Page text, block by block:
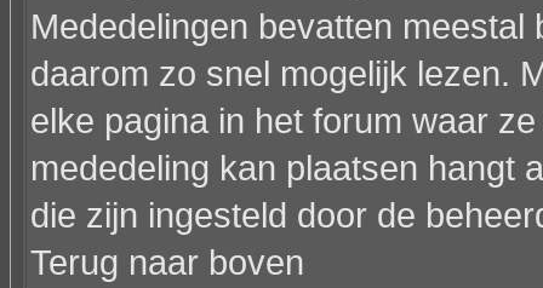
Mededelingen bevatten
daarom zo snel mogelijk lezen.
elke pagina in het forum waar
mededeling kan plaatsen hangt
die zijn ingesteld door de
Terug naar boven